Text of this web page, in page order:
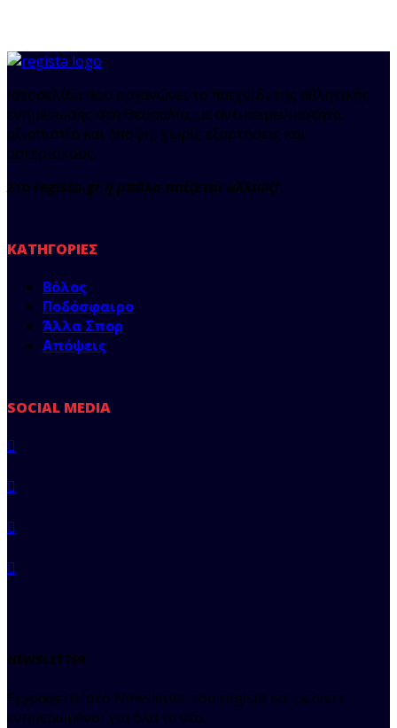
Ιστοσελίδα που οργανώνει το παιχνίδι της αθλητικής
ενημέρωσης στη Θεσσαλία, με αντικειμενικότητα,
αξιοπιστία και άποψη, χωρίς εξαρτήσεις και
αστερίσκους.
Στο regista.gr η μπάλα παίζεται αλλιώς!
ΚΑΤΗΓΟΡΊΕΣ
Βόλος
Ποδόσφαιρο
Άλλα Σπορ
Απόψεις
SOCIAL MEDIA
NEWSLETTER
Εγγραφείτε στο Newsletter του regista και μείνετε
ενημερωμένοι για όλα τα νέα.